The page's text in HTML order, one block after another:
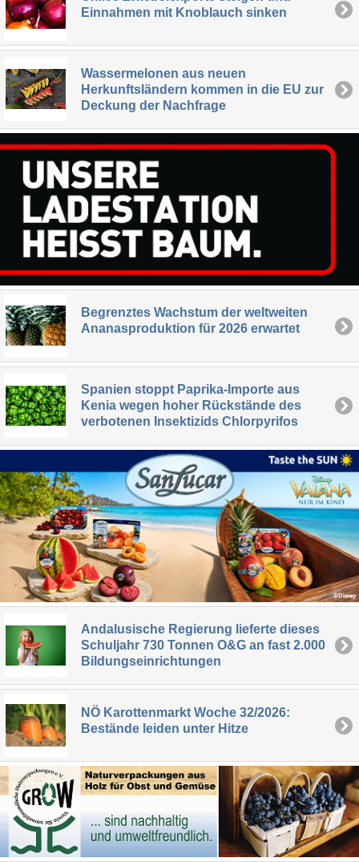
Einnahmen mit Knoblauch sinken
Wassermelonen aus neuen
Herkunftsländern kommen in die EU zur
Deckung der Nachfrage
Begrenztes Wachstum der weltweiten
Ananasproduktion für 2026 erwartet
Spanien stoppt Paprika-Importe aus
Kenia wegen hoher Rückstände des
verbotenen Insektizids Chlorpyrifos
Andalusische Regierung lieferte dieses
Schuljahr 730 Tonnen O&G an fast 2.000
Bildungseinrichtungen
NÖ Karottenmarkt Woche 32/2026:
Bestände leiden unter Hitze